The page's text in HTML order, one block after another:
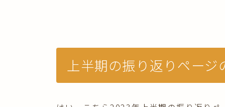
上半期の振り返りページ